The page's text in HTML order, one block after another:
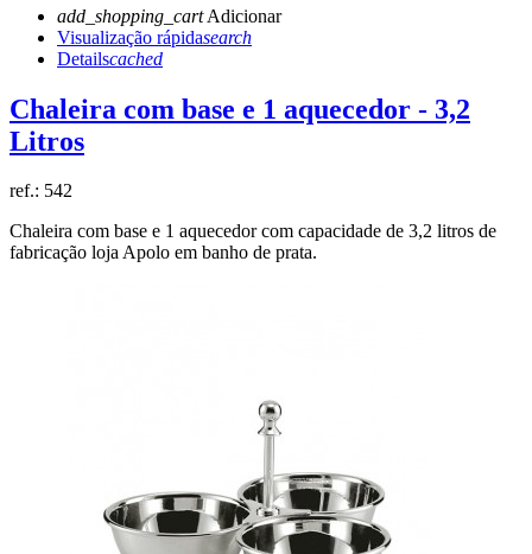
add_shopping_cartAdicionar
Visualização rápidasearch
Detailscached
Chaleira com base e 1 aquecedor - 3,2
Litros
ref.: 542
Chaleira com base e 1 aquecedor com capacidade de 3,2 litros de
fabricação loja Apolo em banho de prata.